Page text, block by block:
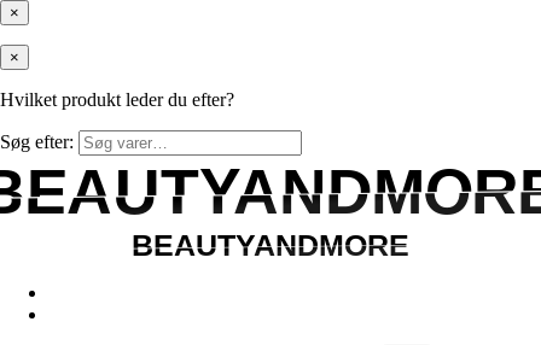
×
×
Hvilket produkt leder du efter?
Søg efter:
BEAUTYANDMORE
BEAUTYANDMORE